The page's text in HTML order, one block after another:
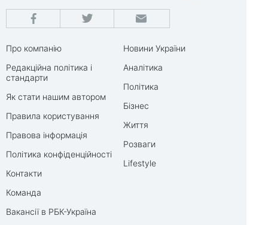
Про компанію
Редакційна політика і
стандарти
Як стати нашим автором
Правила користування
Правова інформація
Політика конфіденційності
Контакти
Команда
Вакансії в РБК-Україна
Новини України
Аналітика
Політика
Бізнес
Життя
Розваги
Lifestyle